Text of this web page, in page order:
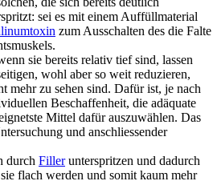
sei es mit einem Auffüllmaterial
zum Ausschalten des die Falte
sie bereits relativ tief sind, lassen
wohl aber so weit reduzieren,
mehr zu sehen sind. Dafür ist, je nach
Beschaffenheit, die adäquate
Mittel dafür auszuwählen. Das
und anschliessender
durch Fillerunterspritzen und dadurch
flach werden und somit kaum mehr